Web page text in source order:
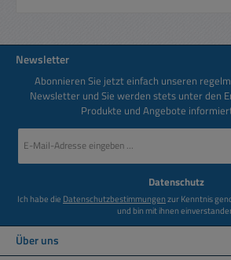
Newsletter
Abonnieren Sie jetzt einfach unseren
Newsletter und Sie werden stets unter den
Produkte und Angebote
Mail-
Datenschutz
Ich habe die Datenschutzbestimmungenzur Kenntnis
und bin mit ihnen
Über uns